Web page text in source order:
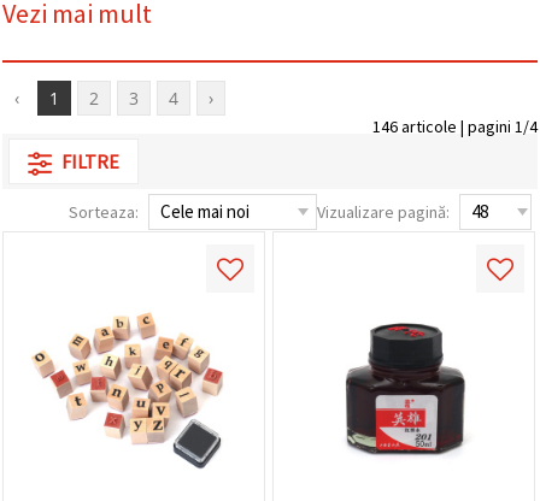
acordul
dumneavoastră,
analiza
traficul și a
afișa
conținut și
mai
relevante,
partenerilor
utilizați
toate
cookie -
urile făcând
Vezi mai mult
‹ 1 2 3 4 ›
146 articole | pagini 1/4
FILTRE
Sorteaza: Vizualizare pagină: